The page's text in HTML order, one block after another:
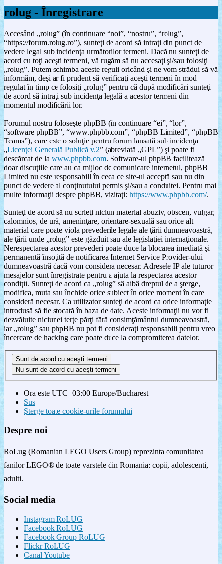
rolug - Înregistrare
Accesând „rolug” (în continuare “noi”, “nostru”, “rolug”,
“https://forum.rolug.ro”), sunteţi de acord să intraţi din punct de
vedere legal sub incidenţa următorilor termeni. Dacă nu sunteţi de
acord cu toţi aceşti termeni, vă rugăm să nu accesaţi şi/sau folosiţi
„rolug”. Putem schimba aceste reguli oricând şi ne vom strădui să vă
informăm, deşi ar fi prudent să verificaţi aceşti termeni în mod
regulat în timp ce folosiţi „rolug” pentru că după modificări sunteţi
de acord să intraţi sub incidenţa legală a acestor termeni din
momentul modificării lor.
Forumul nostru foloseşte phpBB (în continuare “ei”, “lor”,
“software phpBB”, “www.phpbb.com”, “phpBB Limited”, “phpBB
Teams”), care este o soluţie pentru forum lansată sub incidenţa
„Licenţei Generală Publică v.2” (abreviată „GPL”) şi poate fi
descărcat de la www.phpbb.com. Software-ul phpBB facilitează
doar discuţiile care au ca mijloc de comunicare internetul, phpBB
Limited nu este responsabill în ceea ce site-ul acceptă sau nu din
punct de vedere al conţinutului permis şi/sau a conduitei. Pentru mai
multe informaţii despre phpBB, vizitaţi: https://www.phpbb.com/.
Sunteţi de acord să nu scrieţi niciun material abuziv, obscen, vulgar,
calomnios, de ură, ameninţare, orientare-sexuală sau orice alt
material care poate viola prevederile legale ale ţării dumneavoastră,
ale ţării unde „rolug” este găzduit sau ale legislaţiei internaţionale.
Nerespectarea acestor prevederi poate duce la blocarea imediată şi
permanentă însoţită de notificarea Internet Service Provider-ului
dumneavoastră dacă vom considera necesar. Adresele IP ale tuturor
mesajelor sunt înregistrate pentru a ajuta la respectarea acestor
condiţii. Sunteţi de acord ca „rolug” să aibă dreptul de a şterge,
modifica, muta sau închide orice subiect în orice moment în care
consideră necesar. Ca utilizator sunteţi de acord ca orice informaţie
introdusă să fie stocată în baza de date. Aceste informaţii nu vor fi
dezvăluite niciunei terţe părţi fără consimţământul dumneavoastră,
iar „rolug” sau phpBB nu pot fi consideraţi responsabili pentru vreo
încercare de hacking care poate duce la compromiterea datelor.
Ora este UTC+03:00 Europe/Bucharest
Sus
Şterge toate cookie-urile forumului
Despre noi
RoLug (Romanian LEGO Users Group) reprezinta comunitatea
fanilor LEGO® de toate varstele din Romania: copii, adolescenti,
adulti.
Social media
Instagram RoLUG
Facebook RoLUG
Facebook Group RoLUG
Flickr RoLUG
Canal Youtube